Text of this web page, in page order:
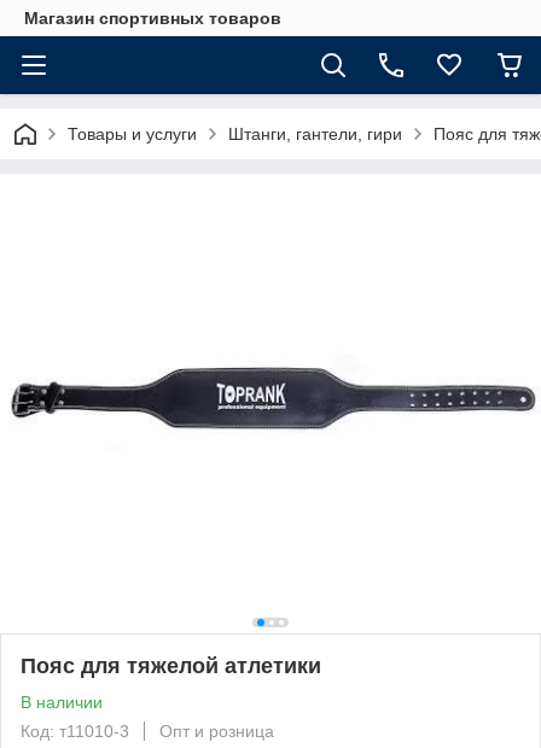
Магазин спортивных товаров
Товары и услуги Штанги, гантели, гири Пояс для
Пояс для тяжелой атлетики
В наличии
Код: т11010-3
Опт и розница